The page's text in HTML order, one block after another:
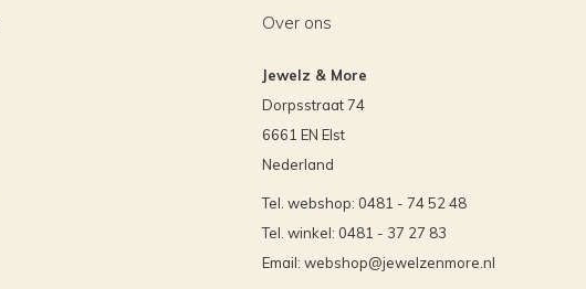
Over ons
Jewelz & More
Dorpsstraat 74
6661 EN Elst
Nederland
Tel. webshop: 0481 - 74 52 48
Tel. winkel: 0481 - 37 27 83
Email: webshop@jewelzenmore.nl